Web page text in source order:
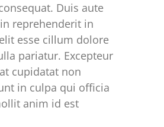
Duis aute
reprehenderit in
esse cillum dolore
pariatur. Excepteur
cupidatat non
in culpa qui officia
anim id est